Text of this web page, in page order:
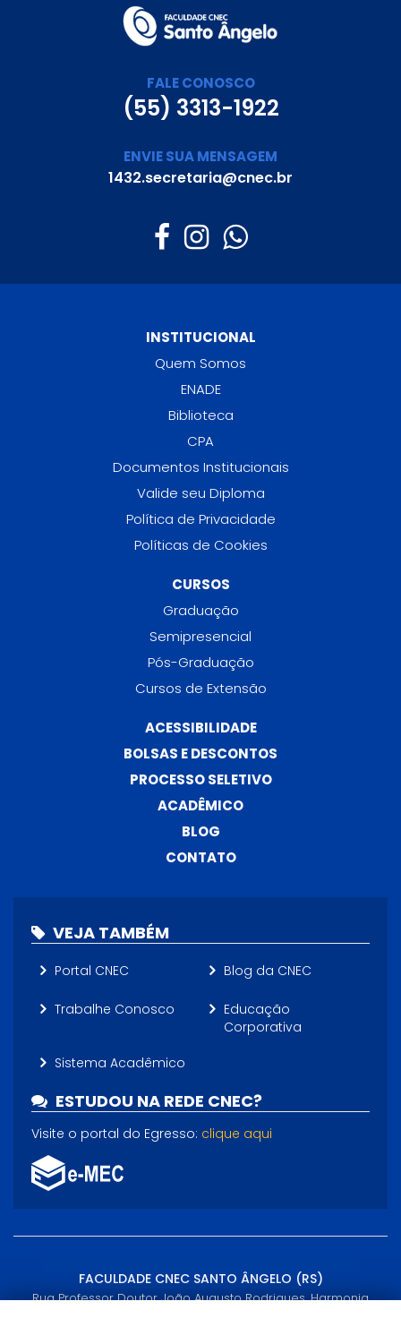
FALE CONOSCO
(55) 3313-1922
ENVIE SUA MENSAGEM
1432.secretaria@cnec.br
INSTITUCIONAL
Quem Somos
ENADE
Biblioteca
CPA
Documentos Institucionais
Valide seu Diploma
Política de Privacidade
Políticas de Cookies
CURSOS
Graduação
Semipresencial
Pós-Graduação
Cursos de Extensão
ACESSIBILIDADE
BOLSAS E DESCONTOS
PROCESSO SELETIVO
ACADÊMICO
BLOG
CONTATO
VEJA TAMBÉM
Portal CNEC Blog da CNEC
Trabalhe Conosco
Educação
Corporativa
Sistema Acadêmico
ESTUDOU NA REDE CNEC?
Visite o portal do Egresso: clique aqui
FACULDADE CNEC SANTO ÂNGELO (RS)
Rua Professor Doutor João Augusto Rodrigues, Harmonia